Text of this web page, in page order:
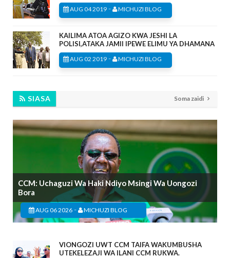
AUG 04 2019 - MICHUZI BLOG
KAILIMA ATOA AGIZO KWA JESHI LA
POLISI,ATAKA JAMII IPEWE ELIMU YA DHAMANA
AUG 02 2019 - MICHUZI BLOG
SIASA Soma zaidi
CCM: Uchaguzi Wa Haki Ndiyo Msingi Wa Uongozi
Bora
AUG 06 2026 - MICHUZI BLOG
VIONGOZI UWT CCM TAIFA WAKUMBUSHA
UTEKELEZAJI WA ILANI CCM RUKWA.